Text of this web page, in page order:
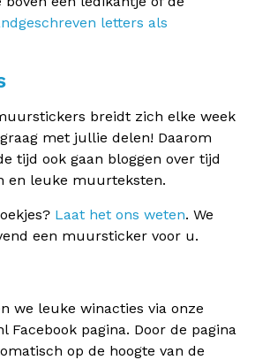
letters als
breidt zich elke week
met jullie delen! Daarom
tijd ook gaan bloggen over tijd
en leuke muurteksten.
Laat het ons weten. We
een muursticker voor u.
we leuke winacties via onze
Facebook pagina. Door de pagina
op de hoogte van de